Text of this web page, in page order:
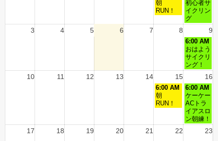
朝
RUN！
初心者サ
イクリン
グ
3 4 5 6 7 8 9
6:00 AM
おはよう
サイクリ
ング！
10 11 12 13 14 15 16
6:00 AM
朝
RUN！
6:00 AM
ケーケー
ACトラ
イアスロ
ン朝練！
17 18 19 20 21 22 23